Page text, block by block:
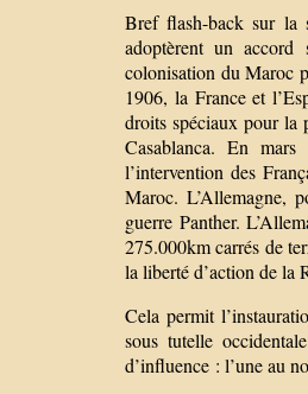
Bref flash-back sur la
adoptèrent un
colonisation du Maroc
1906, la France et
droits spéciaux pour la
Casablanca. En
l’intervention des
Maroc. L’Allemagne,
guerre Panther.
275.000km carrés de
la liberté d’action de la
Cela permit
sous tutelle
d’influence : l’une au